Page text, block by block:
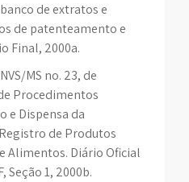
de extratos e
de patenteamento e
Final, 2000a.
MS no. 23, de
Procedimentos
e Dispensa da
de Produtos
Alimentos. Diário Oficial
Seção 1, 2000b.